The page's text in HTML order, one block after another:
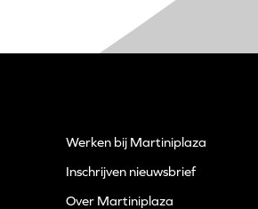
Werken bij Martiniplaza
Inschrijven nieuwsbrief
Over Martiniplaza